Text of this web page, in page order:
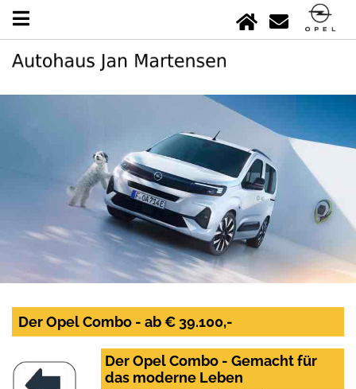
Der Opel Combo - ab € 39.100,-
Der Opel Combo - Gemacht für
das moderne Leben